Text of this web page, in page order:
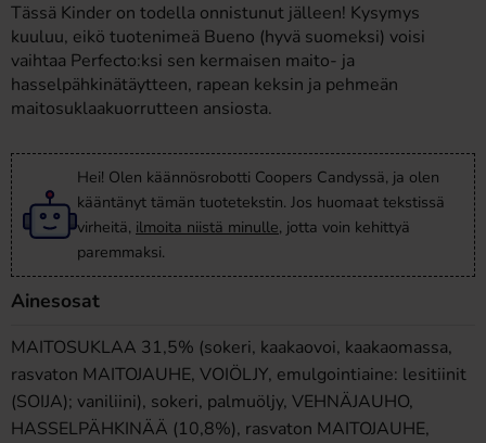
Tässä Kinder on todella onnistunut jälleen! Kysymys
kuuluu, eikö tuotenimeä Bueno (hyvä suomeksi) voisi
vaihtaa Perfecto:ksi sen kermaisen maito- ja
hasselpähkinätäytteen, rapean keksin ja pehmeän
maitosuklaakuorrutteen ansiosta.
Hei! Olen käännösrobotti Coopers Candyssä, ja olen
kääntänyt tämän tuotetekstin. Jos huomaat tekstissä
virheitä, ilmoita niistä minulle, jotta voin kehittyä
paremmaksi.
Ainesosat
MAITOSUKLAA 31,5% (sokeri, kaakaovoi, kaakaomassa,
rasvaton MAITOJAUHE, VOIÖLJY, emulgointiaine: lesitiinit
(SOIJA); vaniliini), sokeri, palmuöljy, VEHNÄJAUHO,
HASSELPÄHKINÄÄ (10,8%), rasvaton MAITOJAUHE,